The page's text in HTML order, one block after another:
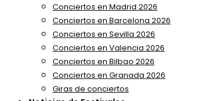
Conciertos en Madrid 2026
Conciertos en Barcelona 2026
Conciertos en Sevilla 2026
Conciertos en Valencia 2026
Conciertos en Bilbao 2026
Conciertos en Granada 2026
Giras de conciertos